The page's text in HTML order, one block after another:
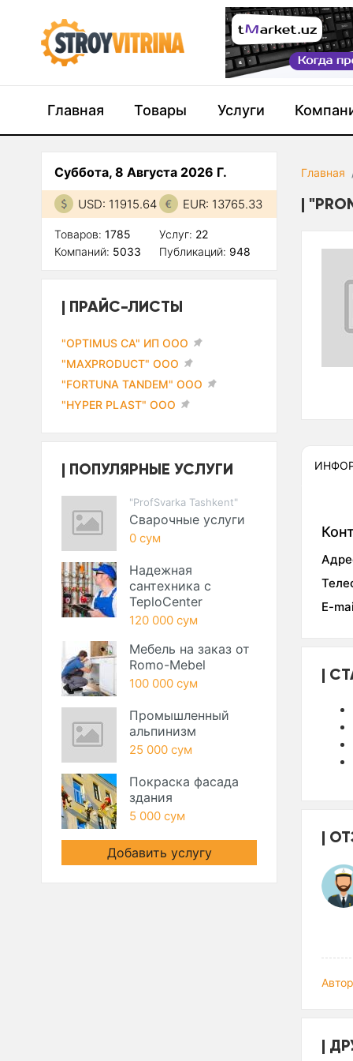
Главная Товары Услуги
Главная
E-
Суббота, 8 Августа 2026 Г.
USD: 11915.64 EUR: 13765.33
Товаров: 1785
Компаний: 5033
Услуг: 22
Публикаций: 948
ПРАЙС-ЛИСТЫ
"OPTIMUS CA" ИП ООО
"MAXPRODUCT" ООО
"FORTUNA TANDEM" ООО
"HYPER PLAST" ООО
ПОПУЛЯРНЫЕ УСЛУГИ
"ProfSvarka Tashkent"
Сварочные услуги
0 сум
Надежная
сантехника с
TeploCenter
120 000 сум
Мебель на заказ от
Romo-Mebel
100 000 сум
Промышленный
альпинизм
25 000 сум
Покраска фасада
здания
5 000 сум
Добавить услугу